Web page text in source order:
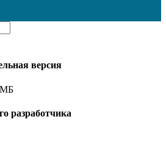
версия
МБ
разработчика